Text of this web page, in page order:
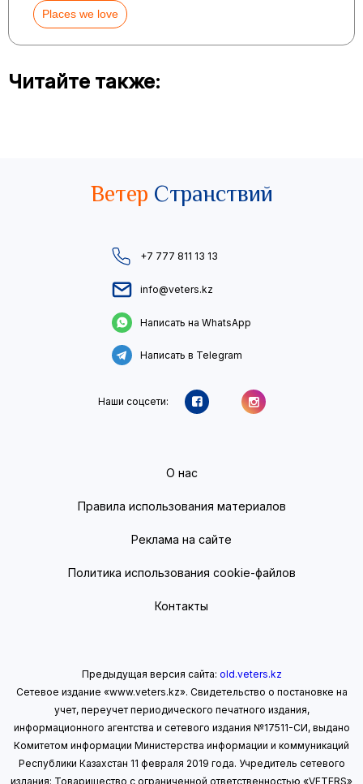
Places we love
Читайте также:
Ветер Странствий
+7 777 811 13 13
info@veters.kz
Написать на WhatsApp
Написать в Telegram
Наши соцсети:
О нас
Правила использования материалов
Реклама на сайте
Политика использования cookie-файлов
Контакты
Предыдущая версия сайта: old.veters.kz
Сетевое издание «www.veters.kz». Свидетельство о постановке на
учет, переучет периодического печатного издания,
информационного агентства и сетевого издания №17511-СИ, выдано
Комитетом информации Министерства информации и коммуникаций
Республики Казахстан 11 февраля 2019 года. Учредитель сетевого
издания: Товарищество с ограниченной ответственностью «VETERS»